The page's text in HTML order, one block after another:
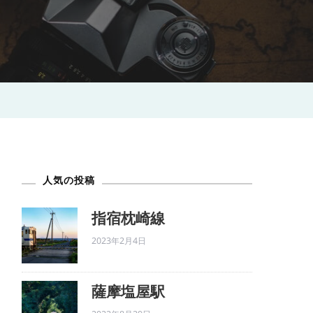
人気の投稿
指宿枕崎線
2023年2月4日
薩摩塩屋駅